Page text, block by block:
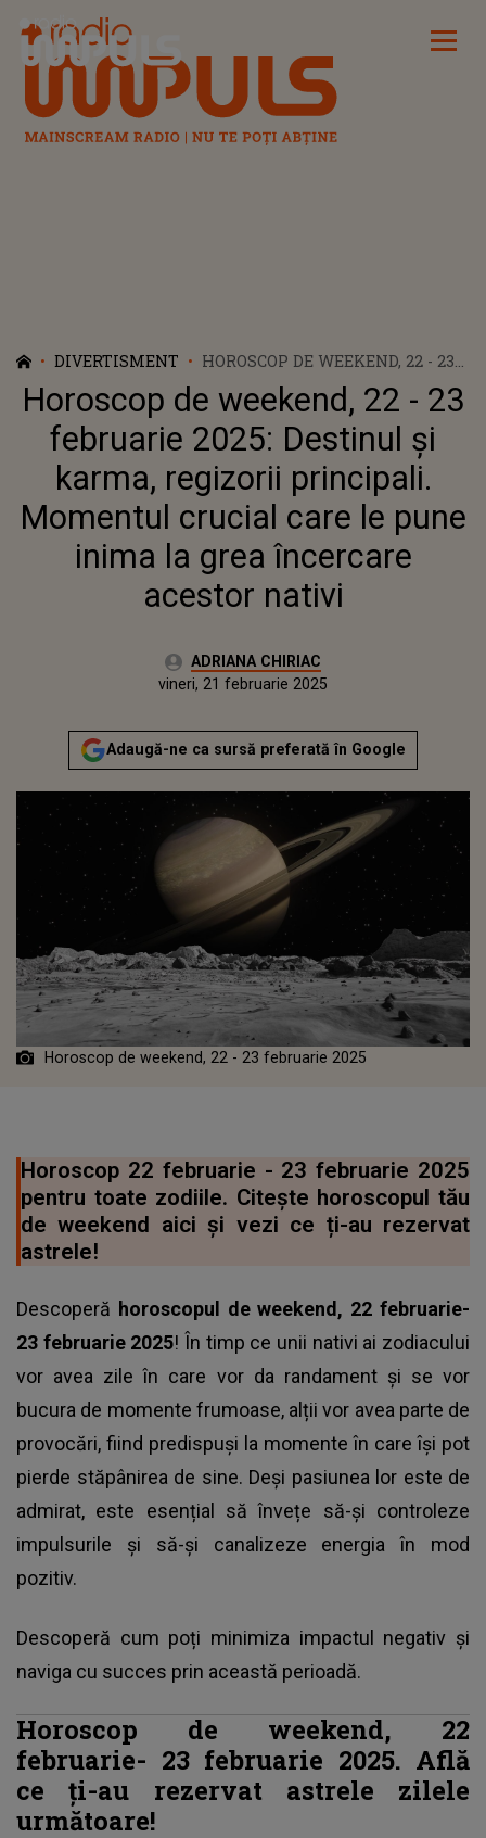
Radio Impuls
DIVERTISMENT
HOROSCOP DE WEEKEND, 22 - 23
FEBRUARIE 2025: DESTINUL ȘI
KARMA, REGIZORII PRINCIPALI.
MOMENTUL CRUCIAL CARE LE
PUNE INIMA LA GREA
ÎNCERCARE ACESTOR NATIVI
Horoscop de weekend, 22 - 23
februarie 2025: Destinul și
karma, regizorii principali.
Momentul crucial care le pune
inima la grea încercare
acestor nativi
Autor:ADRIANA CHIRIAC
vineri, 21 februarie 2025Actualizat:
vineri, 21 februarie 2025
Adaugă-ne ca sursă preferată în Google
Horoscop de weekend, 22 - 23 februarie 2025
Horoscop 22 februarie - 23 februarie 2025
pentru toate zodiile. Citește horoscopul tău
de weekend aici și vezi ce ți-au rezervat
astrele!
Descoperă horoscopul de weekend, 22 februarie-
23 februarie 2025! În timp ce unii nativi ai zodiacului
vor avea zile în care vor da randament și se vor
bucura de momente frumoase, alții vor avea parte de
provocări, fiind predispuși la momente în care își pot
pierde stăpânirea de sine. Deși pasiunea lor este de
admirat, este esențial să învețe să-și controleze
impulsurile și să-și canalizeze energia în mod
pozitiv.
Descoperă cum poți minimiza impactul negativ și
naviga cu succes prin această perioadă.
Horoscop de weekend, 22
februarie- 23 februarie 2025. Află
ce ți-au rezervat astrele zilele
următoare!